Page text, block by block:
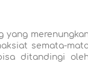
yang
semata-
ditandingi